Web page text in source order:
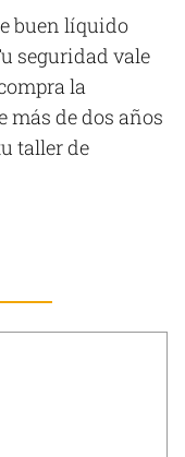
buen líquido
seguridad vale
la
más de dos años
taller de